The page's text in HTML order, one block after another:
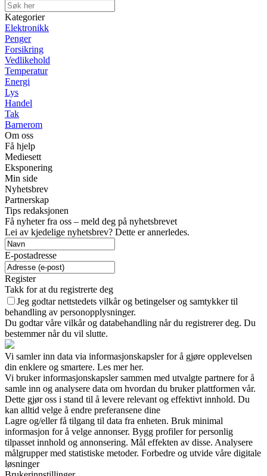
Kategorier
Elektronikk
Penger
Forsikring
Vedlikehold
Temperatur
Energi
Lys
Handel
Tak
Barnerom
Om oss
Få hjelp
Mediesett
Eksponering
Min side
Nyhetsbrev
Partnerskap
Tips redaksjonen
Få nyheter fra oss – meld deg på nyhetsbrevet
Lei av kjedelige nyhetsbrev? Dette er annerledes.
E-postadresse
Register
Takk for at du registrerte deg
Jeg godtar nettstedets vilkår og betingelser og samtykker til
behandling av personopplysninger.
Du godtar våre vilkår og databehandling når du registrerer deg. Du
bestemmer når du vil slutte.
Vi samler inn data via informasjonskapsler for å gjøre opplevelsen
din enklere og smartere. Les mer her.
Vi bruker informasjonskapsler sammen med utvalgte partnere for å
samle inn og analysere data om hvordan du bruker plattformen vår.
Dette gjør oss i stand til å levere relevant og effektivt innhold. Du
kan alltid velge å endre preferansene dine
Lagre og/eller få tilgang til data fra enheten. Bruk minimal
informasjon for å velge annonser. Bygg profiler for personlig
tilpasset innhold og annonsering. Mål effekten av disse. Analysere
målgrupper med statistiske metoder. Forbedre og utvide våre digitale
løsninger